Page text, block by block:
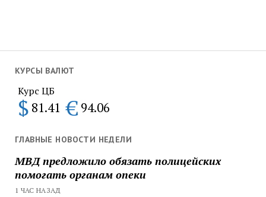
КУРСЫ ВАЛЮТ
Курс ЦБ
$ 81.41 € 94.06
ГЛАВНЫЕ НОВОСТИ НЕДЕЛИ
МВД предложило обязать полицейских
помогать органам опеки
1 ЧАС НАЗАД